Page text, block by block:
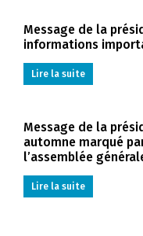
Message de la
informations
Lire la suite
Message de la
automne marqué
l’assemblée
Lire la suite